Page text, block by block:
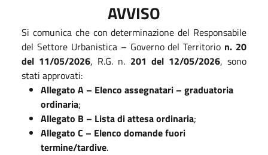
AVVISO
Si comunica che con determinazione del Responsabile
del Settore Urbanistica – Governo del Territorio n. 20
del 11/05/2026, R.G. n. 201 del 12/05/2026, sono
stati approvati:
Allegato A – Elenco assegnatari – graduatoria
ordinaria;
Allegato B – Lista di attesa ordinaria;
Allegato C – Elenco domande fuori
termine/tardive.